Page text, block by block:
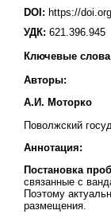
DOI: https://
УДК: 621.396.945
Ключевые
Авторы:
А.И. Моторко
Поволжский
Аннотация:
Постановка
связанные с
Поэтому
размещения.